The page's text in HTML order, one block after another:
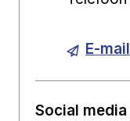
E-mail
Social media